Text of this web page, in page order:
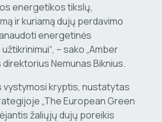
energetikos tikslų,
ir kuriamą dujų perdavimo
energetinės
– sako „Amber
direktorius Nemunas Biknius.
vystymosi kryptis, nustatytas
„The European Green
žaliųjų dujų poreikis